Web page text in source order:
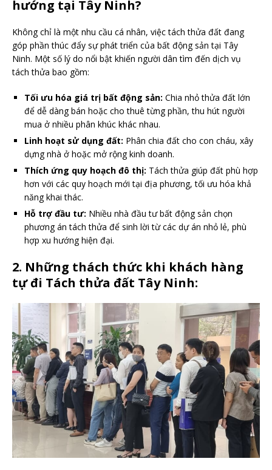
hướng tại Tây Ninh?
Không chỉ là một nhu cầu cá nhân, việc tách thửa đất đang
góp phần thúc đẩy sự phát triển của bất động sản tại Tây
Ninh. Một số lý do nổi bật khiến người dân tìm đến dịch vụ
tách thửa bao gồm:
Tối ưu hóa giá trị bất động sản: Chia nhỏ thửa đất lớn
để dễ dàng bán hoặc cho thuê từng phần, thu hút người
mua ở nhiều phân khúc khác nhau.
Linh hoạt sử dụng đất: Phân chia đất cho con cháu, xây
dựng nhà ở hoặc mở rộng kinh doanh.
Thích ứng quy hoạch đô thị: Tách thửa giúp đất phù hợp
hơn với các quy hoạch mới tại địa phương, tối ưu hóa khả
năng khai thác.
Hỗ trợ đầu tư: Nhiều nhà đầu tư bất động sản chọn
phương án tách thửa để sinh lời từ các dự án nhỏ lẻ, phù
hợp xu hướng hiện đại.
2. Những thách thức khi khách hàng
tự đi Tách thửa đất Tây Ninh: